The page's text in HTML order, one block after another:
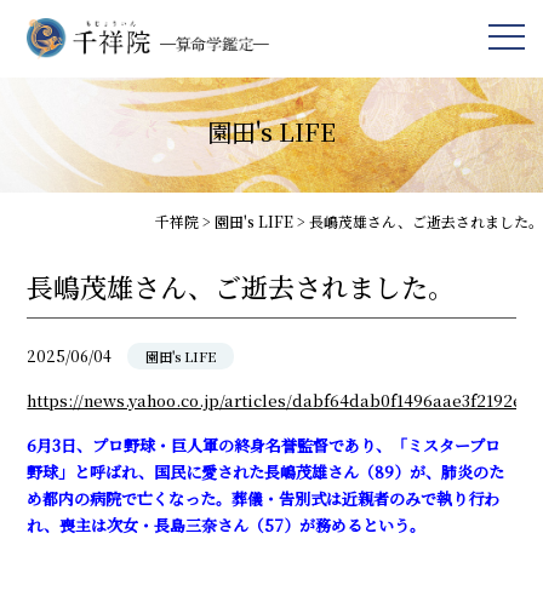
園田's LIFE
千祥院> 園田's LIFE> 長嶋茂雄さん、ご逝去されました。
長嶋茂雄さん、ご逝去されました。
2025/06/04 園田's LIFE
https://news.yahoo.co.jp/articles/
6月3日、プロ野球・巨人軍の終身名誉監督であり、「ミスタープロ
野球」と呼ばれ、国民に愛された長嶋茂雄さん（89）が、肺炎のた
め都内の病院で亡くなった。葬儀・告別式は近親者のみで執り行わ
れ、喪主は次女・長島三奈さん（57）が務めるという。